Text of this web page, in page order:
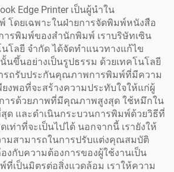
Edge Printer เป็นผู้นำใน
โดยเฉพาะในฝ่ายการจัดพิมพ์หนังสือ
ารพิมพ์ของสำนักพิมพ์ เราบริษัทเซิน
นโลยี จำกัด ได้จัดทำแนวทางแก้ไข
ขึ้นอย่างเป็นรูปธรรม ด้วยเทคโนโลยี
รถรับประกันคุณภาพการพิมพ์ที่มีความ
ยงพอที่จะสร้างความประทับใจให้แก่ผู้
ารด้วยภาพที่มีคุณภาพสูงสุด ใช้หมึกใน
ด และดำเนินกระบวนการพิมพ์ด้วยวิธีที่
ท่าที่จะเป็นไปได้ นอกจากนี้ เรายังให้
มสามารถในการปรับแต่งคุณสมบัติ
งกับความต้องการของผู้ใช้งานเป็น
ที่เป็นมิตรต่อสิ่งแวดล้อม เราให้ความ